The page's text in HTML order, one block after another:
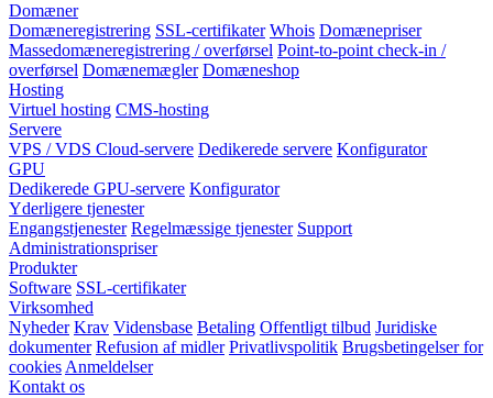
Domæner
Domæneregistrering SSL-certifikater Whois Domænepriser
Massedomæneregistrering / overførsel Point-to-point check-in /
overførsel Domænemægler Domæneshop
Hosting
Virtuel hosting CMS-hosting
Servere
VPS / VDS Cloud-servere Dedikerede servere Konfigurator
GPU
Dedikerede GPU-servere Konfigurator
Yderligere tjenester
Engangstjenester Regelmæssige tjenester Support
Administrationspriser
Produkter
Software SSL-certifikater
Virksomhed
Nyheder Krav Vidensbase Betaling Offentligt tilbud Juridiske
dokumenter Refusion af midler Privatlivspolitik Brugsbetingelser for
cookies Anmeldelser
Kontakt os